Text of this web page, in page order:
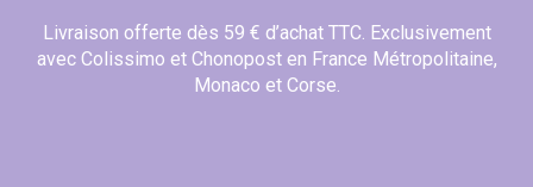
Livraison offerte dès 59 € d’achat TTC. Exclusivement
avec Colissimo et Chonopost en France Métropolitaine,
Monaco et Corse.